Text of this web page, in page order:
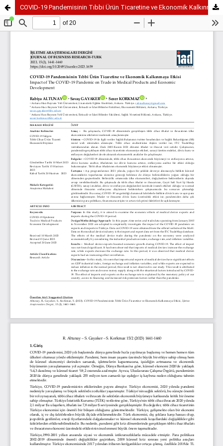
COVID-19 Pandemisinin Tıbbi Ürün Ticaretine ve Ekonomik Kalkınmaya Etkisi